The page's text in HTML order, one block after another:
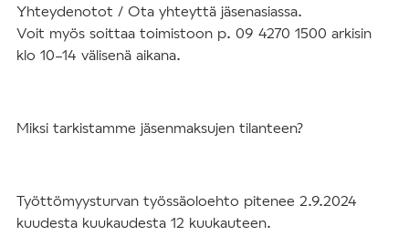
Yhteydenotot / Ota yhteyttä jäsenasiassa
Voit myös soittaa toimistoon p. 09 4270 1500 arkisin
klo 10–14 välisenä aikana.
Miksi tarkistamme jäsenmaksujen tilanteen?
Työttömyysturvan työssäoloehto pitenee 2.9.2024
kuudesta kuukaudesta 12 kuukauteen.